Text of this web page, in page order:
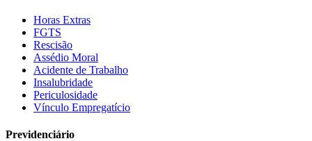
Horas Extras
FGTS
Rescisão
Assédio Moral
Acidente de Trabalho
Insalubridade
Periculosidade
Vínculo Empregatício
Previdenciário